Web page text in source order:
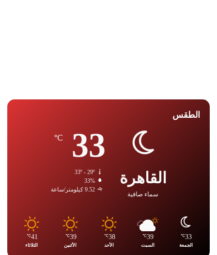
الطقس
القاهرة
سماء صافية
33
℃
33º - 29º
33%
9.52 كيلومتر/ساعة
33
℃
الجمعة
39
℃
السبت
38
℃
الأحد
39
℃
الأثنين
41
℃
الثلاثاء